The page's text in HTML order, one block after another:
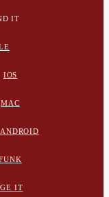
IT
IOS
MAC
IT